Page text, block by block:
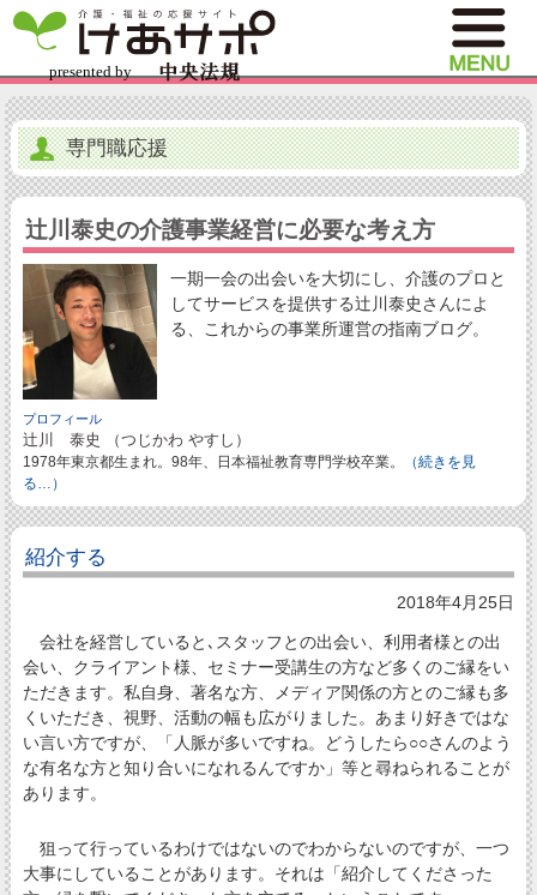
専門職応援
辻川泰史の介護事業経営に必要な考え方
一期一会の出会いを大切にし、介護のプロと
してサービスを提供する辻川泰史さんによ
る、これからの事業所運営の指南ブログ。
プロフィール
辻川 泰史 （つじかわ やすし）
1978年東京都生まれ。98年、日本福祉教育専門学校卒業。
（続きを見
る…）
紹介する
2018年4月25日
会社を経営していると､スタッフとの出会い、利用者様との出
会い、クライアント様、セミナー受講生の方など多くのご縁をい
ただきます。私自身、著名な方、メディア関係の方とのご縁も多
くいただき、視野、活動の幅も広がりました。あまり好きではな
い言い方ですが、「人脈が多いですね。どうしたら○○さんのよう
な有名な方と知り合いになれるんですか」等と尋ねられることが
あります。
狙って行っているわけではないのでわからないのですが、一つ
大事にしていることがあります。それは「紹介してくださった